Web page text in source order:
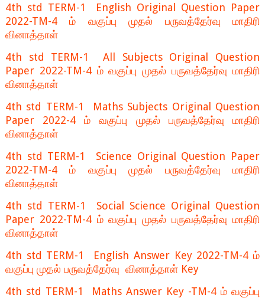
4th std TERM-1 English Original Question Paper
2022-TM-4 ம் வகுப்பு முதல் பருவத்தேர்வு மாதிரி
வினாத்தாள்
4th std TERM-1 All Subjects Original Question
Paper 2022-TM-4 ம் வகுப்பு முதல் பருவத்தேர்வு மாதிரி
வினாத்தாள்
4th std TERM-1 Maths Subjects Original Question
Paper 2022-4 ம் வகுப்பு முதல் பருவத்தேர்வு மாதிரி
வினாத்தாள்
4th std TERM-1 Science Original Question Paper
2022-TM-4 ம் வகுப்பு முதல் பருவத்தேர்வு மாதிரி
வினாத்தாள்
4th std TERM-1 Social Science Original Question
Paper 2022-TM-4 ம் வகுப்பு முதல் பருவத்தேர்வு மாதிரி
வினாத்தாள்
4th std TERM-1 English Answer Key 2022-TM-4 ம்
வகுப்பு முதல் பருவத்தேர்வு வினாத்தாள் Key
4th std TERM-1 Maths Answer Key -TM-4 ம் வகுப்பு